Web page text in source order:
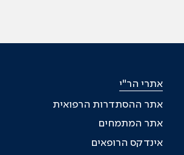
אתרי הר"י
אתר ההסתדרות הרפואית
אתר המתמחים
אינדקס הרופאים